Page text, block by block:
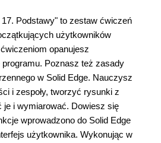
Podstawy" to zestaw ćwiczeń
użytkowników
opanujesz
Poznasz też zasady
w Solid Edge. Nauczysz
i zespoły, tworzyć rysunki z
je i wymiarować. Dowiesz się
wprowadzono do Solid Edge
użytkownika. Wykonując w